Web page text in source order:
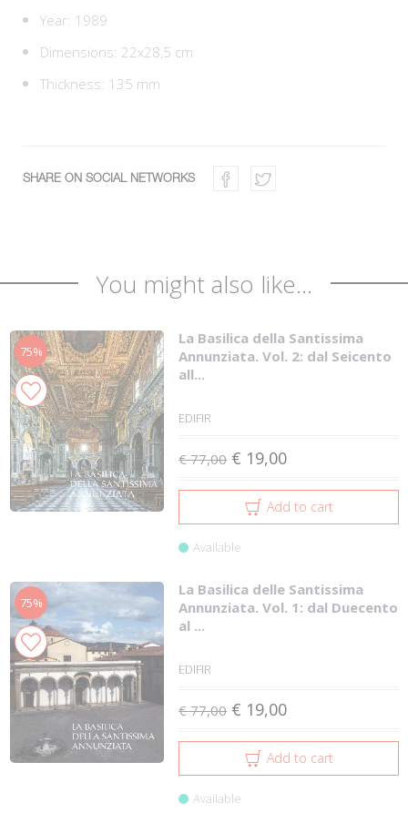
Year: 1989
Dimensions: 22x28,5 cm
Thickness: 135 mm
SHARE ON SOCIAL NETWORKS
You might also like...
75%
La Basilica della Santissima
Annunziata. Vol. 2: dal Seicento
all...
EDIFIR
€ 77,00 € 19,00
Add to cart
Available
75%
La Basilica delle Santissima
Annunziata. Vol. 1: dal Duecento
al ...
EDIFIR
€ 77,00 € 19,00
Add to cart
Available